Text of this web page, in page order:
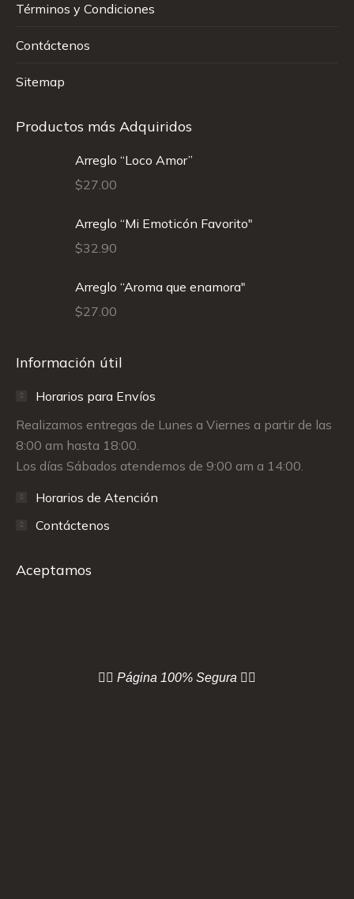
Términos y Condiciones
Contáctenos
Sitemap
Productos más Adquiridos
Arreglo “Loco Amor”
$27.00
Arreglo “Mi Emoticón Favorito"
$32.90
Arreglo “Aroma que enamora"
$27.00
Información útil
Horarios para Envíos
Realizamos entregas de Lunes a Viernes a partir de las
8:00 am hasta 18:00.
Los días Sábados atendemos de 9:00 am a 14:00.
Horarios de Atención
Contáctenos
Aceptamos
👇🏻 Página 100% Segura 👇🏻